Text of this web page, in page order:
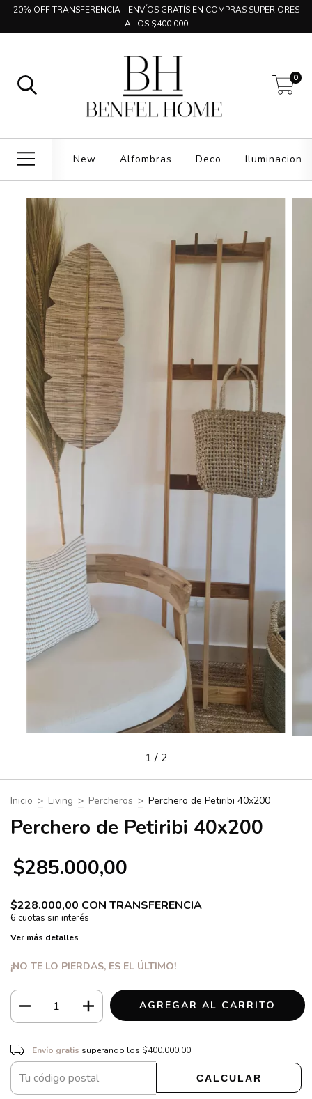
20% OFF TRANSFERENCIA - ENVÍOS GRATÍS EN COMPRAS SUPERIORES
A LOS $400.000
0
New Alfombras Deco Iluminacion
1/ 2
Inicio > Living > Percheros > Perchero de Petiribi 40x200
Perchero de Petiribi 40x200
$285.000,00
$228.000,00 CON TRANSFERENCIA
Ver más detalles
¡NO TE LO PIERDAS, ES EL ÚLTIMO!
Envío gratis $400.000,00
Entregas para el CP: CAMBIAR CP
Envío gratis superando los $400.000,00
CALCULAR